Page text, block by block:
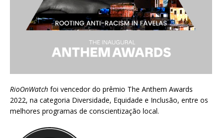
RioOnWatch foi vencedor do prêmio The Anthem Awards
2022, na categoria Diversidade, Equidade e Inclusão, entre os
melhores programas de conscientização local.